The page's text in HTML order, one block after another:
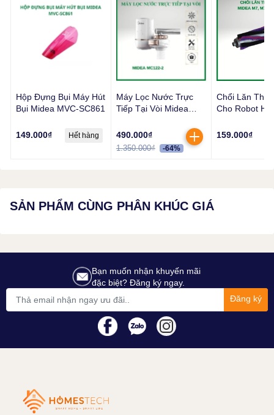
nhất cho khách hàng.
Hộp Đựng Bụi Máy Hút
Bụi Midea MVC-SC861
149.000₫ Hết hàng
Máy Lọc Nước Trực
Tiếp Tại Vòi Midea
490.000₫
1.350.000₫ -64%
Chổi Lăn
Cho Robot
S8+
159.000₫
SẢN PHẨM CÙNG PHÂN KHÚC GIÁ
Bạn muốn nhận khuyến mãi
đặc biệt? Đăng ký ngay.
Đăng ký